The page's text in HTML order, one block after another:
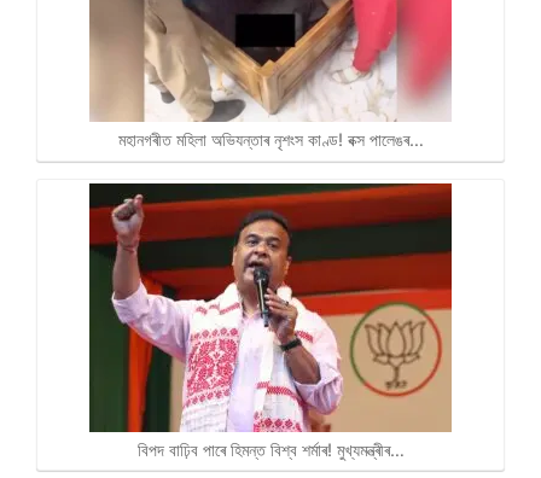
মহানগৰীত মহিলা অভিযন্তাৰ নৃশংস কাণ্ড! বক্স পালেঙৰ…
বিপদ বাঢ়িব পাৰে হিমন্ত বিশ্ব শৰ্মাৰ! মুখ্যমন্ত্ৰীৰ…